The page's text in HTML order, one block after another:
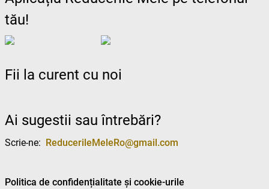
tău!
Fii la curent cu noi
Ai sugestii sau întrebări?
Scrie-ne: ReducerileMeleRo@gmail.com
Politica de confidențialitate și cookie-urile